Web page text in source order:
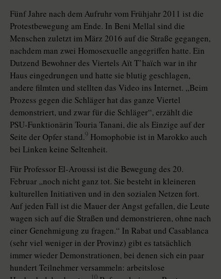
Fünf Jahre nach dem Aufruhr vom Frühjahr 2011 ist die
Protestbewegung am Ende. In Beni Mellal sind die
Menschen zuletzt im März 2016 auf die Straße gegangen,
nachdem man zwei Homosexuelle angegriffen hatte. Ein
Dutzend Bewohner des Viertels Aït T’haïch war in ihr
Haus eingedrungen und hatte sie blutig geschlagen,
andere filmten und stellten das Video ins Internet. „Beim
Prozess gegen die Schläger hat das ganze Viertel
demonstriert, und zwar für die Schläger“, erzählt die
PSU-Funktionärin Touria Tanani, die als Einzige auf der
Seite der Opfer stand.9 Homophobie ist in Marokko auch
bei Linken keine Seltenheit.
Für Professor El-Aroussi ist die Bewegung des 20.
Februar „noch nicht ganz tot. Sie besteht in kleineren
kulturellen Initiativen und in den sozialen Netzen fort.
Auf jeden Fall ist die Mauer der Angst gefallen, die Leute
wagen sich auf die Straßen und demonstrieren, ohne nach
einer Genehmigung zu fragen.“ In Rabat und Casablanca
(sehr viel weniger in der Provinz) gibt es tatsächlich
immer wieder Demonstrationen, bei denen sich ein paar
hundert Teilnehmer versammeln: arbeitslose
10